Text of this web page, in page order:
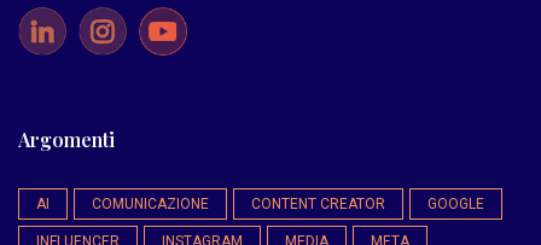
Argomenti
AI COMUNICAZIONE CONTENT CREATOR GOOGLE